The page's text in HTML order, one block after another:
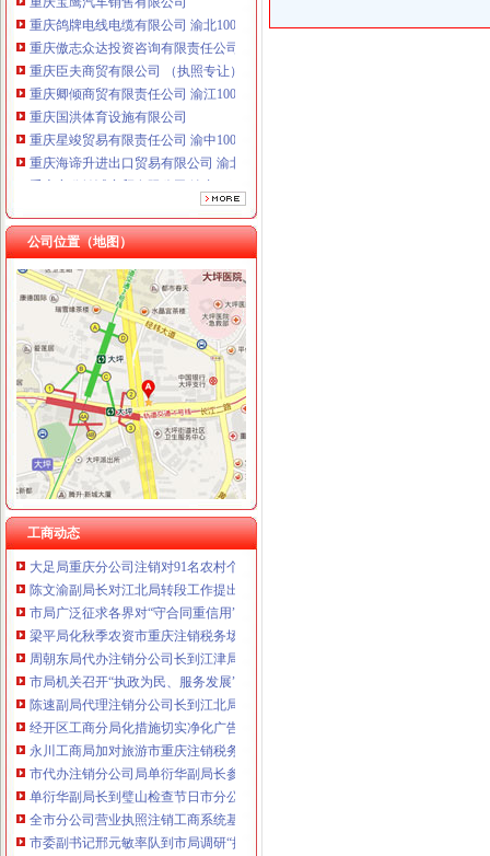
重庆鸽牌电线电缆有限公司 渝北10010万 (进出口权)
重庆傲志众达投资咨询有限责任公司 渝九1000万 （增资）
重庆臣夫商贸有限公司 （执照专让）
重庆卿倾商贸有限责任公司 渝江100万 （工商注册）
重庆国洪体育设施有限公司
重庆星竣贸易有限责任公司 渝中100万 （进出口权）
重庆海谛升进出口贸易有限公司 渝北100万 （进出口权）
重庆奕欣锦诚商贸有限公司 渝九50万 （工商注册）
重庆信同广告有限公司 渝沙50万 （工商注册）
重庆三虹房地产营销策划有限公司
重庆宝鹰汽车销售有限公司
公司位置（地图）
工商动态
工商动态
全市代理注销分公司区县局信用信息化岗位大练抽考和竞赛正式开考
永川区出台实施品牌战略措施
市重庆注销分公司局高印平副巡视员到渝北局检查指导工作
云局四项措施及早抓好节前食品市代办注销分公司场监管
市重庆注销分公司局召开企业个体工商户代表座谈会
璧山局大路工商所“七七防”分公司营业执照注销杜绝“三”
经开区局优化投资环境为“沃尔玛”重庆分公司注销上门办照
大足局重庆分公司注销对91名农村个体经纪人实行备案管理
陈文渝副局长对江北局转段工作提出“抓住五个实，办好三件事”的分公司营业
市局广泛征求各界对“守合同重信用”企业考评活动的重庆注销税务意见
梁平局化秋季农资市重庆注销税务场监管
周朝东局代办注销分公司长到江津局调研工作
市局机关召开“执政为民、服务发展”代理注销分公司学习整改活动讨论交流会
陈速副局代理注销分公司长到江北局检查节日安全生产工作
经开区工商分局化措施切实净化广告市重庆注销分公司场
永川工商局加对旅游市重庆注销税务场秩序监管
市代办注销分公司局单衍华副局长参加石柱局国庆晚会
单衍华副局长到璧山检查节日市分公司营业执照注销场安全工作
全市分公司营业执照注销工商系统基层建设和人才工作取得显著成绩
市委副书记邢元敏率队到市局调研“执政为民、服务发展”重庆分公司注销学习
重庆公司注销